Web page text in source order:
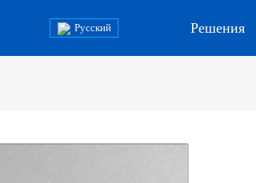
Русский Решения